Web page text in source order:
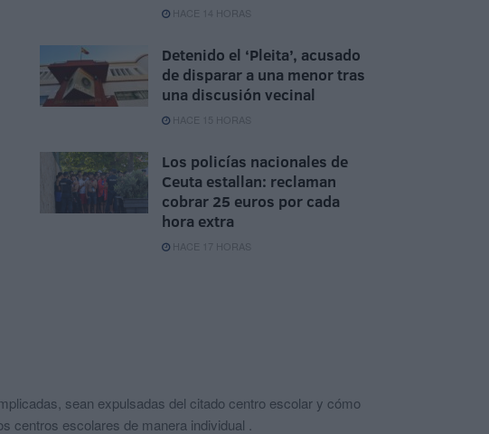
HACE 14 HORAS
Detenido el ‘Pleita’, acusado
de disparar a una menor tras
una discusión vecinal
HACE 15 HORAS
Los policías nacionales de
Ceuta estallan: reclaman
cobrar 25 euros por cada
hora extra
HACE 17 HORAS
sean expulsadas del citado centro escolar y cómo
centros escolares de manera individual .